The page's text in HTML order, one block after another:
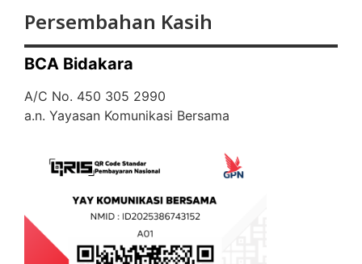
Persembahan Kasih
BCA Bidakara
A/C No. 450 305 2990
a.n. Yayasan Komunikasi Bersama